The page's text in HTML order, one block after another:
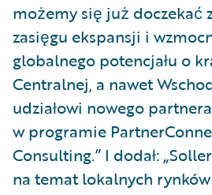
możemy się już doczekać
zasięgu ekspansji i
globalnego potencjału o
Centralnej, a nawet
udziałowi nowego
w programie
Consulting.” I dodał:
na temat lokalnych